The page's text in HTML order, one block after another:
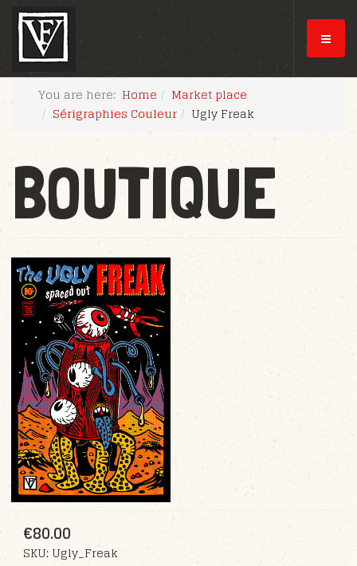
You are here: Home
Market place
Sérigraphies Couleur
Ugly Freak
BOUTIQUE
€80.00
SKU: Ugly_Freak